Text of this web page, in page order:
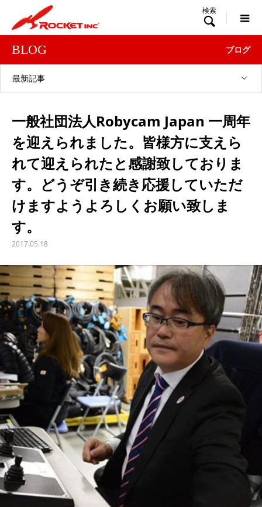

BLOG
ブログ
最新記事
一般社団法人Robycam Japan 一周年
を迎えられました。皆様方に支えら
れて迎えられたと感謝致しておりま
す。どうぞ引き続き応援していただ
けますようよろしくお願い致しま
す。
2017.05.18